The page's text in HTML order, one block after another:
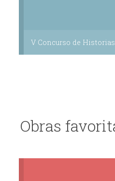
V Concurso de
Obras